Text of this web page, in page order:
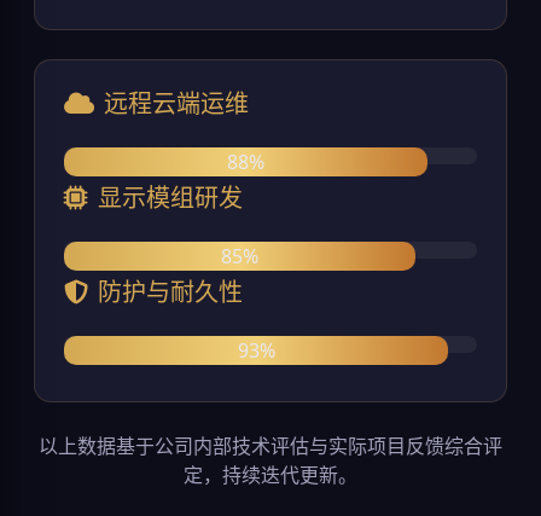
远程云端运维
88%
显示模组研发
85%
防护与耐久性
93%
以上数据基于公司内部技术评估与实际项目反馈综合评
定，持续迭代更新。